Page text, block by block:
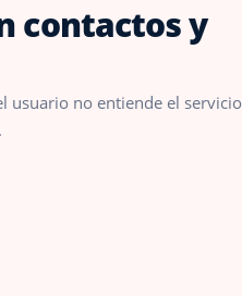
contactos y
usuario no entiende el servicio